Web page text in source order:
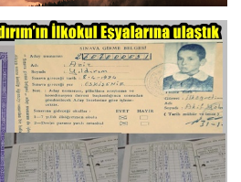
MUTLULUĞA İMZA ATTILAR
Eden Komutan Askeri Tören İle